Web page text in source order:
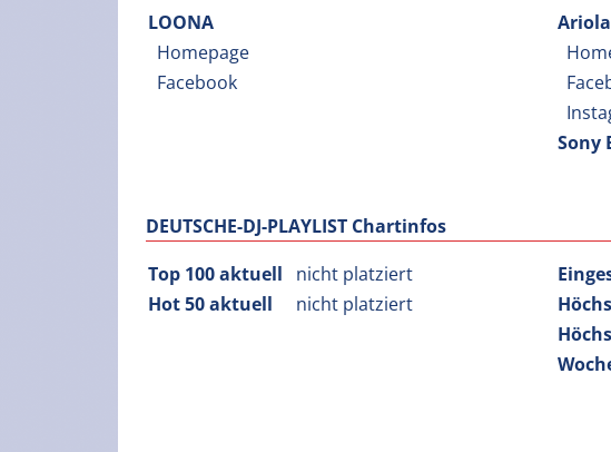
LOONA
Homepage
Facebook
Ariola
Sony
DEUTSCHE-DJ-PLAYLIST Chartinfos
Top 100 aktuell
nicht platziert
Hot 50 aktuell
nicht platziert